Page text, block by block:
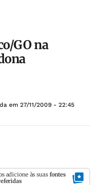
GO na
em 27/11/2009 - 22:45
adicione às suas fontes